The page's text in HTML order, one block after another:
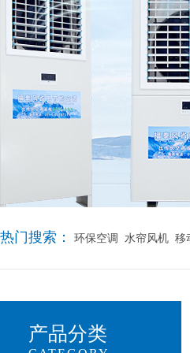
热门搜索： 环保空调 水帘风机 移
产品分类